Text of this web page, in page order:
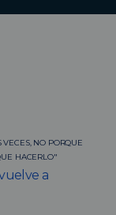
VECES, NO PORQUE
HACERLO"
a